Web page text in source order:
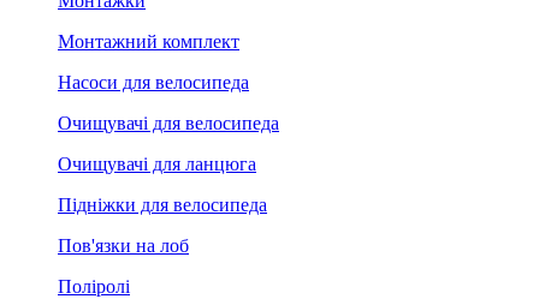
Монтажний комплект
Насоси для велосипеда
Очищувачі для велосипеда
Очищувачі для ланцюга
Підніжки для велосипеда
Пов'язки на лоб
Поліролі